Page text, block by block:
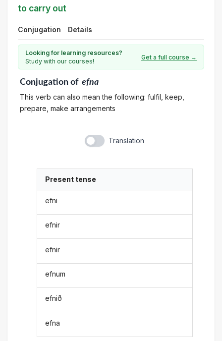
to carry out
Conjugation Details
Looking for learning resources?
Study with our courses!
Get a full course →
Conjugationof efna
This verb can also mean the following: fulfil, keep,
prepare, make arrangements
Translation
Present tense
efni
efnir
efnir
efnum
efnið
efna